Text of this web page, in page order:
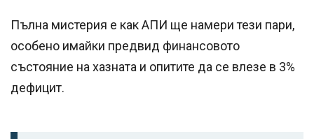
Пълна мистерия е как АПИ ще намери тези пари,
особено имайки предвид финансовото
състояние на хазната и опитите да се влезе в 3%
дефицит.